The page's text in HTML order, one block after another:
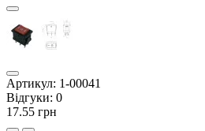
Артикул: 1-00041
Відгуки: 0
17.55 грн